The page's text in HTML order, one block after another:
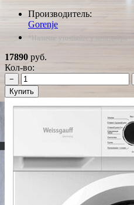
Производитель:
Gorenje
*Наличие уточняйте у менеджера
17890 руб.
Кол-во:
−
Купить